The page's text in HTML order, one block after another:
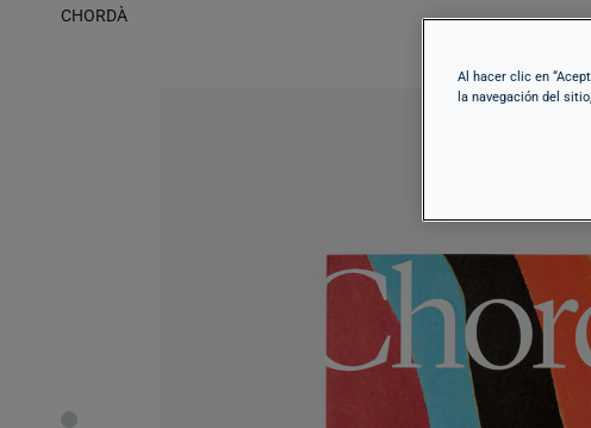
CHORDÀ
Al hacer clic en
la navegación del